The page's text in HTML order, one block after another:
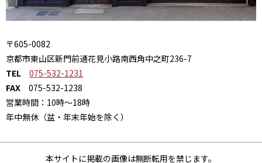
〒605-0082
京都市東山区新門前通花見小路南西角中之町236-7
TEL
075-532-1231
FAX075-532-1238
営業時間：10時～18時
年中無休（盆・年末年始を除く）
本サイトに掲載の画像は無断転用を禁じます。